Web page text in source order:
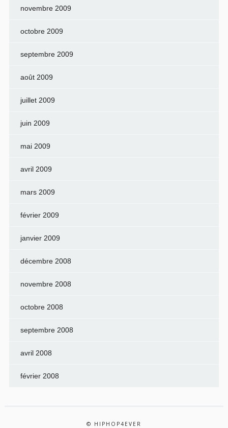
novembre 2009
octobre 2009
septembre 2009
août 2009
juillet 2009
juin 2009
mai 2009
avril 2009
mars 2009
février 2009
janvier 2009
décembre 2008
novembre 2008
octobre 2008
septembre 2008
avril 2008
février 2008
© HIPHOP4EVER